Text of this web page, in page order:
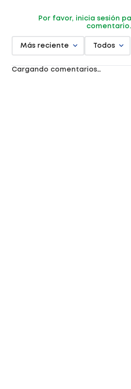
Por favor, inicia sesión
comentario.
Más reciente Todos
Cargando comentarios…